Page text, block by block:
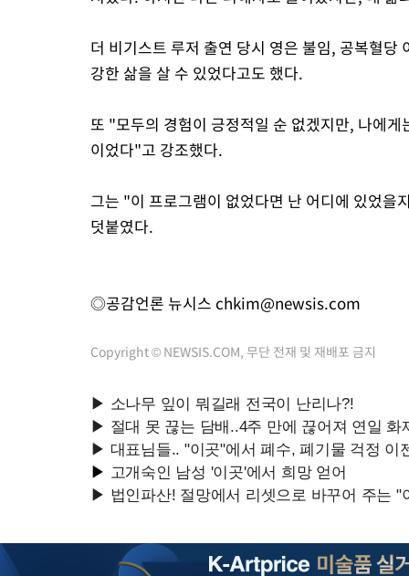
더 비기스트 루저 출연 당시 영은 불임, 공복혈
강한 삶을 살 수 있었다고도 했다.
또 "모두의 경험이 긍정적일 순 없겠지만, 나에
이었다"고 강조했다.
그는 "이 프로그램이 없었다면 난 어디에 있었을
덧붙였다.
◎공감언론 뉴시스 chkim@newsis.com
Copyright © NEWSIS.COM, 무단 전재 및 재배포 금지